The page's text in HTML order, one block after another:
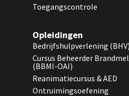
Toegangscontrole
Opleidingen
Bedrijfshulpverlening (BHV)
Cursus Beheerder
(BBMI-OAI)
Reanimatiecursus & AED
Ontruimingsoefening